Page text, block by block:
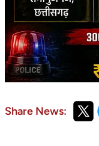
Share News: